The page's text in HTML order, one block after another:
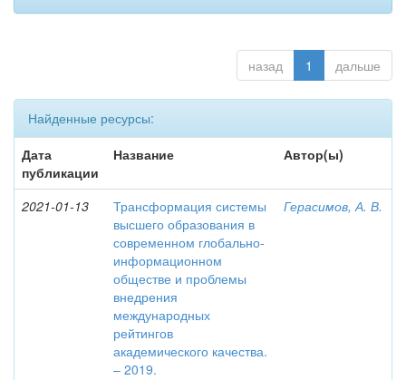
назад 1 дальше
Найденные ресурсы:
Дата
публикации
Название Автор(ы)
2021-01-13
Трансформация системы
высшего образования в
современном глобально-
информационном
обществе и проблемы
внедрения
международных
рейтингов
академического качества.
– 2019.
Герасимов, А. В.